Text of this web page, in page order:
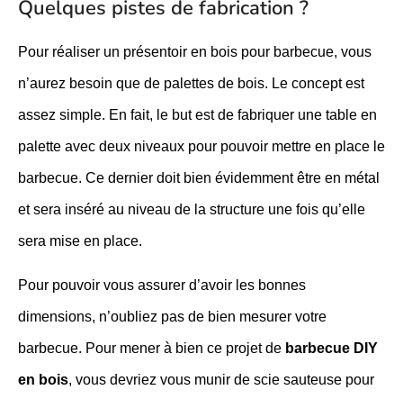
Quelques pistes de fabrication ?
Pour réaliser un présentoir en bois pour barbecue, vous
n’aurez besoin que de palettes de bois. Le concept est
assez simple. En fait, le but est de fabriquer une table en
palette avec deux niveaux pour pouvoir mettre en place le
barbecue. Ce dernier doit bien évidemment être en métal
et sera inséré au niveau de la structure une fois qu’elle
sera mise en place.
Pour pouvoir vous assurer d’avoir les bonnes
dimensions, n’oubliez pas de bien mesurer votre
barbecue. Pour mener à bien ce projet de barbecue DIY
en bois, vous devriez vous munir de scie sauteuse pour